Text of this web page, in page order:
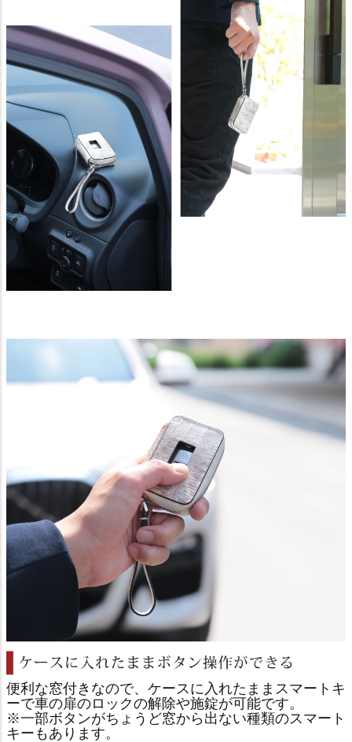
便利な窓付きなので、ケースに入れたままスマートキ
ーで車の扉のロックの解除や施錠が可能です。
※一部ボタンがちょうど窓から出ない種類のスマート
キーもあります。